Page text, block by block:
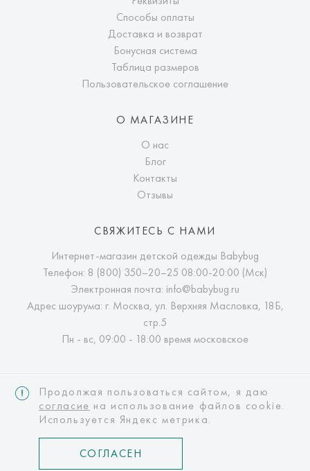
Способы оплаты
Доставка и возврат
Бонусная система
Таблица размеров
Пользовательское соглашение
О МАГАЗИНЕ
О нас
Блог
Контакты
Отзывы
СВЯЖИТЕСЬ С НАМИ
Интернет-магазин детской одежды Babybug
Телефон: 8 (800) 350–20–25 08:00-20:00 (Мск)
Электронная почта: info@babybug.ru
Адрес шоурума: г. Москва, ул. Верхняя Масловка, 18Б,
стр.5
Пн - вс, 09:00 - 18:00 время московское
Интернет-магазин детской одежды Babybug
© Copyright 2026 babybug.ru
Продолжая пользоваться сайтом, я даю
согласие на использование файлов cookie.
Используется Яндекс метрика.
СОГЛАСЕН